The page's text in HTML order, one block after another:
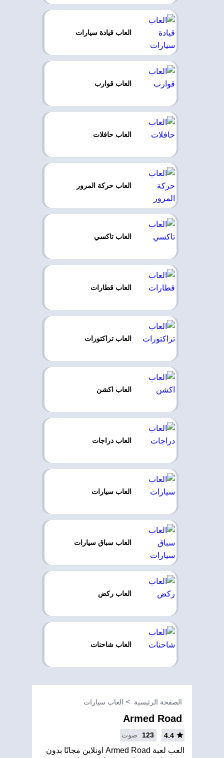
العاب قيادة سيارات
العاب قوارب
العاب حافلات
العاب حركة المرور
العاب تاكسي
العاب قطارات
العاب تراكتورات
العاب اكشن
العاب دراجات
العاب سيارات
العاب سباق سيارات
العاب ركض
العاب شاحنات
الصفحة الرئيسية العاب سيارات
Armed Road
4.4
123 صوت
العب لعبة Armed Road اونلاين مجانًا بدون